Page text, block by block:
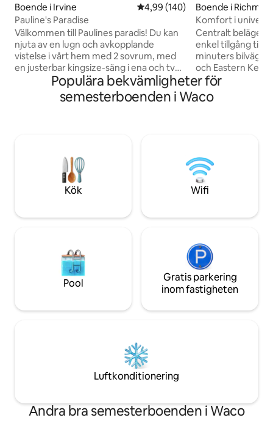
Boende i Irvine 4,99 av 5 i genomsnittligt
4,99 (140)
Pauline's Paradise
Välkommen till Paulines paradis! Du kan
njuta av en lugn och avkopplande
vistelse i vårt hem med 2 sovrum, med
en justerbar kingsize-säng i ena och två
enkelsängar i det andra. Du hittar ett
fullt utrustat kök,
tvättmaskin/torktumlare, wifi och Roku
underjordisk kajakpaddling och mycket
mer. Vi är mindre än en timme från
Lexington. Vi ber dig att avstå från att
röka inomhus under din vistelse.
Boende i
Komfort i
Centralt beläget i
enkel tillgång till
minuters bilväg
och Eastern
park ligger 3
minuters bilresa
för ett par, två
besöker området! Gäster som
mot husreglerna
boendet.
Populära bekvämligheter för
semesterboenden i Waco
Kök Wifi
Pool
Gratis parkering
inom fastigheten
Luftkonditionering
Andra bra semesterboenden i Waco